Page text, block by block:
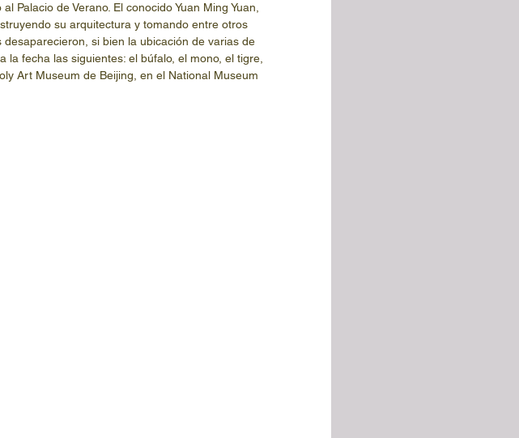
Palacio de Verano. El conocido Yuan Ming Yuan,
su arquitectura y tomando entre otros
si bien la ubicación de varias de
fecha las siguientes: el búfalo, el mono, el tigre,
Art Museum de Beijing, en el National Museum